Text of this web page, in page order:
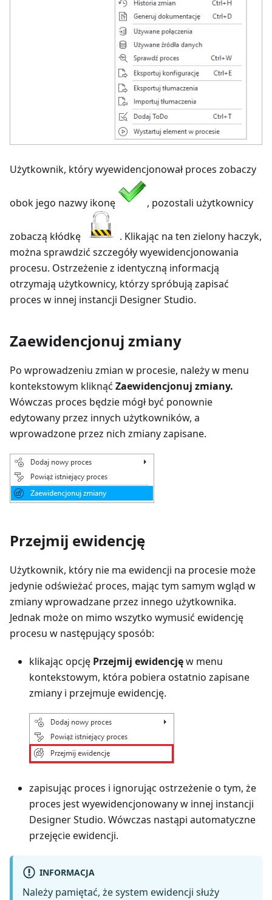
Użytkownik, który wyewidencjonował proces zobaczy
obok jego nazwy ikonę , pozostali użytkownicy
zobaczą kłódkę
. Klikając na ten zielony haczyk,
można sprawdzić szczegóły wyewidencjonowania
procesu. Ostrzeżenie z identyczną informacją
otrzymają użytkownicy, którzy spróbują zapisać
proces w innej instancji Designer Studio.
Zaewidencjonuj zmiany
Po wprowadzeniu zmian w procesie, należy w menu
kontekstowym kliknąć Zaewidencjonuj zmiany.
Wówczas proces będzie mógł być ponownie
edytowany przez innych użytkowników, a
wprowadzone przez nich zmiany zapisane.
Przejmij ewidencję
Użytkownik, który nie ma ewidencji na procesie może
jedynie odświeżać proces, mając tym samym wgląd w
zmiany wprowadzane przez innego użytkownika.
Jednak może on mimo wszytko wymusić ewidencję
procesu w następujący sposób:
klikając opcję Przejmij ewidencjęw menu
kontekstowym, która pobiera ostatnio zapisane
zmiany i przejmuje ewidencję.
zapisując proces i ignorując ostrzeżenie o tym, że
proces jest wyewidencjonowany w innej instancji
Designer Studio. Wówczas nastąpi automatyczne
przejęcie ewidencji.
INFORMACJA
Należy pamiętać, że system ewidencji służy